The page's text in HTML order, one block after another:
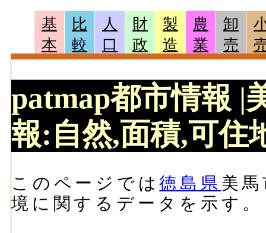
基
本
比
較
人
口
財
政
製
造
農
業
卸
売
patmap都市情報 |
報:自然,面積,可住
このページでは徳島県 美
境に関するデータを示す。